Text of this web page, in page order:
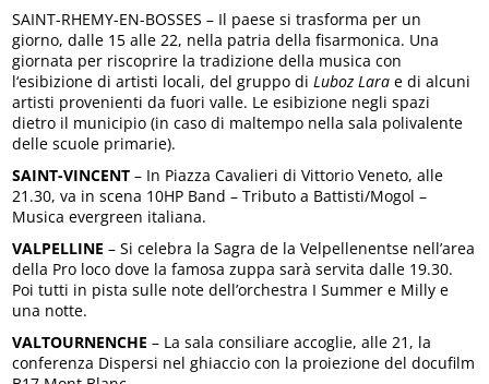
SAINT-RHEMY-EN-BOSSES – Il paese si trasforma per un
giorno, dalle 15 alle 22, nella patria della fisarmonica. Una
giornata per riscoprire la tradizione della musica con
l‘esibizione di artisti locali, del gruppo diLuboz Lara e di alcuni
artisti provenienti da fuori valle. Le esibizione negli spazi
dietro il municipio (in caso di maltempo nella sala polivalente
delle scuole primarie).
SAINT-VINCENT – In Piazza Cavalieri di Vittorio Veneto, alle
21.30, va in scena 10HP Band – Tributo a Battisti/Mogol –
Musica evergreen italiana.
VALPELLINE – Si celebra la Sagra de la Velpellenentse nell’area
della Pro loco dove la famosa zuppa sarà servita dalle 19.30.
Poi tutti in pista sulle note dell’orchestra I Summer e Milly e
una notte.
VALTOURNENCHE – La sala consiliare accoglie, alle 21, la
conferenza Dispersi nel ghiaccio con la proiezione del docufilm